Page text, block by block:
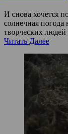
И снова хочется
солнечная
творческих
Читать Далее